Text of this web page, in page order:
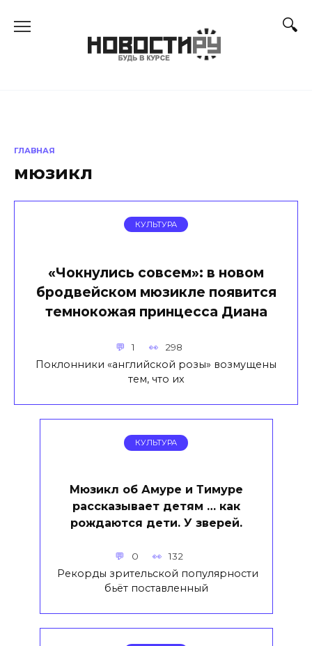
ГЛАВНАЯ
мюзикл
КУЛЬТУРА
«Чокнулись совсем»: в новом
бродвейском мюзикле появится
темнокожая принцесса Диана
1 298
Поклонники «английской розы» возмущены
тем, что их
КУЛЬТУРА
Мюзикл об Амуре и Тимуре
рассказывает детям … как
рождаются дети. У зверей.
0 132
Рекорды зрительской популярности
бьёт поставленный